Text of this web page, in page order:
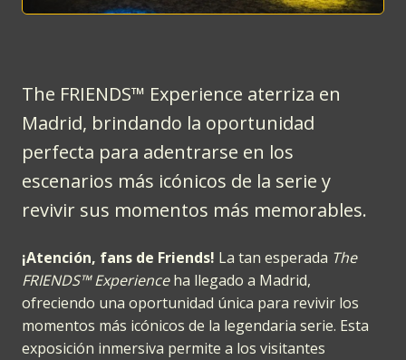
The FRIENDS™ Experience aterriza en
Madrid, brindando la oportunidad
perfecta para adentrarse en los
escenarios más icónicos de la serie y
revivir sus momentos más memorables.
¡Atención, fans de Friends! La tan esperada The
FRIENDS™ Experienceha llegado a Madrid,
ofreciendo una oportunidad única para revivir los
momentos más icónicos de la legendaria serie. Esta
exposición inmersiva permite a los visitantes